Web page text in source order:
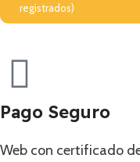
registrados)
Pago Seguro
Web con certificado